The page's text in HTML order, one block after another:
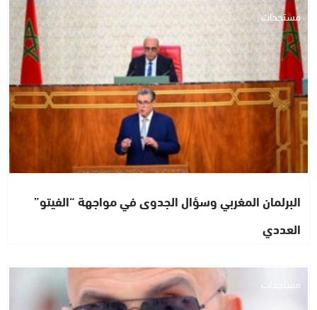
مستجدات
البرلمان المغربي وسؤال الجدوى في مواجهة “الفيتو”
العددي
مستجدات